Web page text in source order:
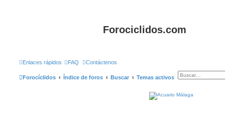
Forociclidos.com
Enlaces rápidos FAQ Contáctenos
Forocíclidos Índice de foros Buscar Temas activos